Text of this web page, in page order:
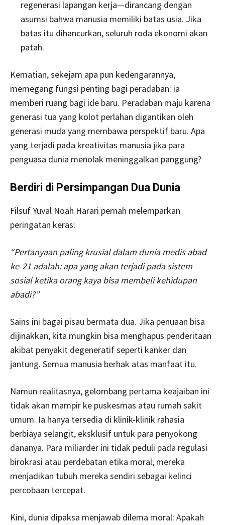
regenerasi lapangan kerja—dirancang dengan
asumsi bahwa manusia memiliki batas usia. Jika
batas itu dihancurkan, seluruh roda ekonomi akan
patah.
Kematian, sekejam apa pun kedengarannya,
memegang fungsi penting bagi peradaban: ia
memberi ruang bagi ide baru. Peradaban maju karena
generasi tua yang kolot perlahan digantikan oleh
generasi muda yang membawa perspektif baru. Apa
yang terjadi pada kreativitas manusia jika para
penguasa dunia menolak meninggalkan panggung?
Berdiri di Persimpangan Dua Dunia
Filsuf Yuval Noah Harari pernah melemparkan
peringatan keras:
“Pertanyaan paling krusial dalam dunia medis abad
ke-21 adalah: apa yang akan terjadi pada sistem
sosial ketika orang kaya bisa membeli kehidupan
abadi?”
Sains ini bagai pisau bermata dua. Jika penuaan bisa
dijinakkan, kita mungkin bisa menghapus penderitaan
akibat penyakit degeneratif seperti kanker dan
jantung. Semua manusia berhak atas manfaat itu.
Namun realitasnya, gelombang pertama keajaiban ini
tidak akan mampir ke puskesmas atau rumah sakit
umum. Ia hanya tersedia di klinik-klinik rahasia
berbiaya selangit, eksklusif untuk para penyokong
dananya. Para miliarder ini tidak peduli pada regulasi
birokrasi atau perdebatan etika moral; mereka
menjadikan tubuh mereka sendiri sebagai kelinci
percobaan tercepat.
Kini, dunia dipaksa menjawab dilema moral: Apakah